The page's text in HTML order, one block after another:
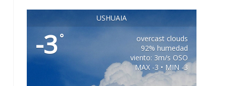
USHUAIA
-3°
overcast clouds
92% humedad
viento: 3m/s OSO
MAX -3 • MIN -3